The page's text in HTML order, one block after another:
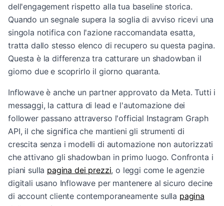
dell'engagement rispetto alla tua baseline storica.
Quando un segnale supera la soglia di avviso ricevi una
singola notifica con l'azione raccomandata esatta,
tratta dallo stesso elenco di recupero su questa pagina.
Questa è la differenza tra catturare un shadowban il
giorno due e scoprirlo il giorno quaranta.
Inflowave è anche un partner approvato da Meta. Tutti i
messaggi, la cattura di lead e l'automazione dei
follower passano attraverso l'official Instagram Graph
API, il che significa che mantieni gli strumenti di
crescita senza i modelli di automazione non autorizzati
che attivano gli shadowban in primo luogo. Confronta i
piani sulla pagina dei prezzi, o leggi come le agenzie
digitali usano Inflowave per mantenere al sicuro decine
di account cliente contemporaneamente sulla pagina